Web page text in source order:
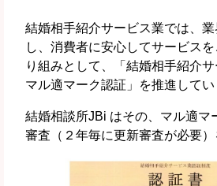
結婚相手紹介サービス業では、
し、消費者に安心してサービス
り組みとして、「結婚相手紹介サ
マル適マーク認証」を推進してい
結婚相談所JBi はその、マル適マ
審査（２年毎に更新審査が必要）